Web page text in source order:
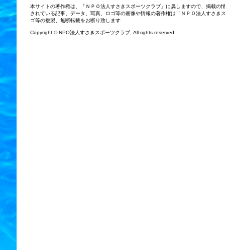
本サイトの著作権は、「ＮＰＯ法人すさきスポーツクラブ」に属しますので、掲載
されている記事、データ、写真、ロゴ等の画像や情報の著作権は「ＮＰＯ法人すさ
ゴ等の複製、無断転載をお断り致します
Copyright © NPO法人すさきスポーツクラブ, All rights reserved.